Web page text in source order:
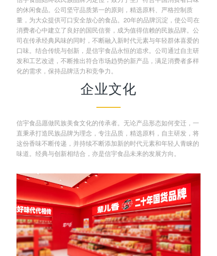
的休闲食品。公司坚守品质第一的原则，精选原料、严格控制质
量，为大众提供可口安全放心的食品。20年的品牌沉淀，使公司在
消费者心中建立了良好的国民信誉，成为值得信赖的民族品牌。公
司在传承经典风味的同时，不断融入新时代元素与年轻群体喜爱的
口味。结合传统与创新，是信宇食品永恒的追求。公司通过自主研
发和工艺改进，不断推出符合市场趋势的新产品，满足消费者多样
化的需求，保持品牌活力和竞争力。
企业文化
信宇食品愿做民族美食文化的传承者。无论产品形态如何变迁，一
直秉承打造民族品牌为理念，专注品质，精选原料，自主研发，将
这份香味不断传递，并持续不断添加新的时代元素和年轻人青睐的
味道。经典与创新相结合，亦是信宇食品未来的发展方向。